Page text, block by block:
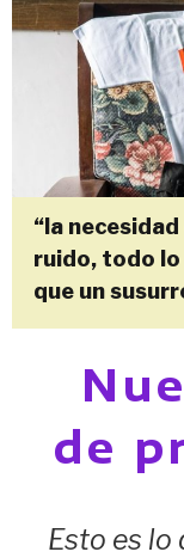
Skip
“la
ruido, todo lo
que un
de
Esto es lo